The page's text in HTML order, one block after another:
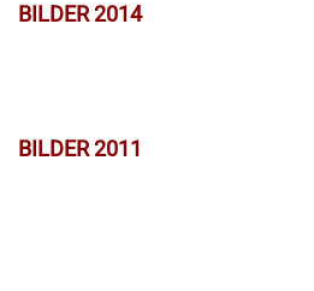
BILDER 2014
BILDER 2011